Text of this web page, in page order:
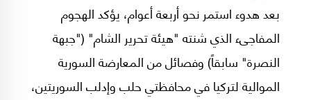
بعد هدوء استمر نحو أربعة أعوام، يؤكد الهجوم
المفاجىء الذي شنته "هيئة تحرير الشام" ("جبهة
النصرة" سابقاً) وفصائل من المعارضة السورية
الموالية لتركيا في محافظتي حلب وإدلب السوريتين،